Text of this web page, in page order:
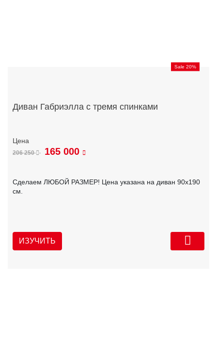
Sale 20%
Диван Габриэлла с тремя спинками
206 250 165 000
Сделаем ЛЮБОЙ РАЗМЕР! Цена указана на диван 90х190
см.
ИЗУЧИТЬ